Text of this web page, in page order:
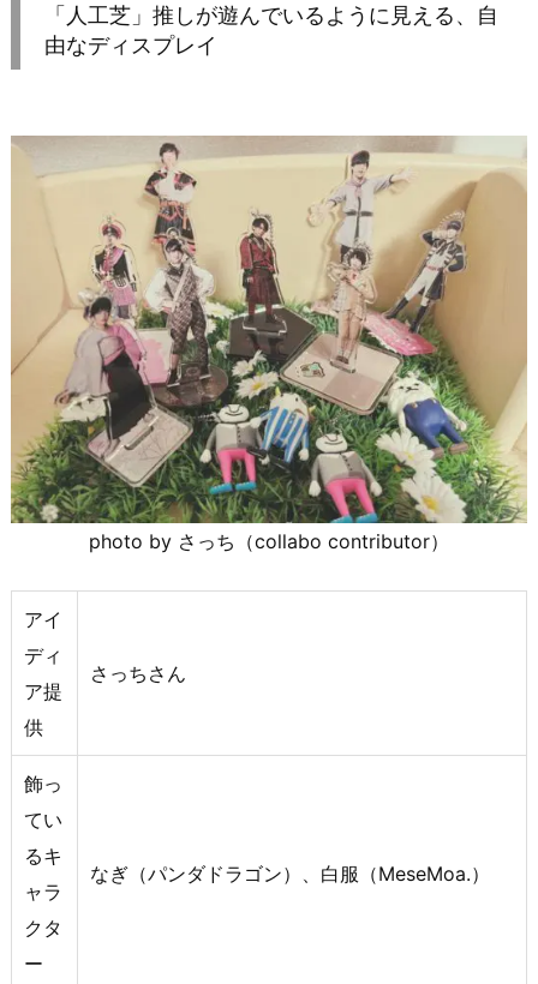
「人工芝」推しが遊んでいるように見える、自
由なディスプレイ
photo by さっち（collabo contributor）
アイ
ディ
ア提
供
さっちさん
飾っ
てい
るキ
ャラ
クタ
ー
なぎ（パンダドラゴン）、白服（MeseMoa.）